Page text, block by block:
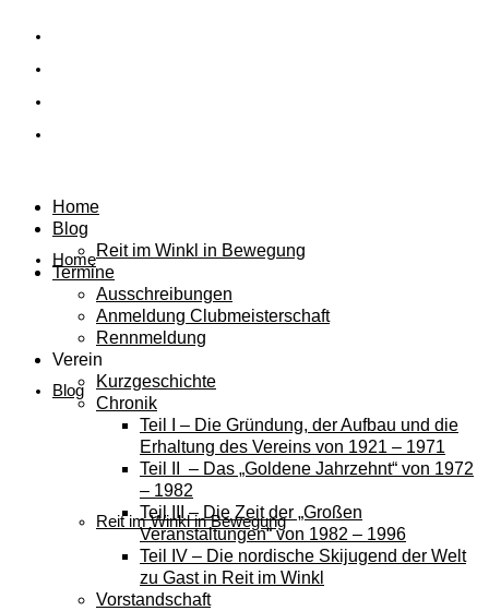
Home
Blog
Reit im Winkl in Bewegung
Home
Blog
Reit im Winkl in Bewegung
Termine
Ausschreibungen
Anmeldung Clubmeisterschaft
Rennmeldung
Verein
Kurzgeschichte
Chronik
Teil I – Die Gründung, der Aufbau und die
Erhaltung des Vereins von 1921 – 1971
Teil II – Das „Goldene Jahrzehnt“ von 1972
– 1982
Teil III – Die Zeit der „Großen
Veranstaltungen“ von 1982 – 1996
Teil IV – Die nordische Skijugend der Welt
zu Gast in Reit im Winkl
Vorstandschaft